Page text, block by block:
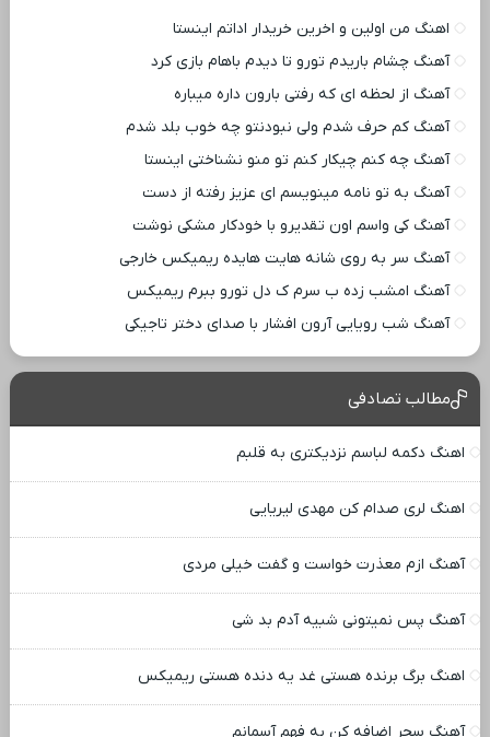
اهنگ من اولین و اخرین خریدار اداتم اینستا
آهنگ چشام باریدم تورو تا دیدم باهام بازی کرد
آهنگ از لحظه ای که رفتی بارون داره میباره
آهنگ کم حرف شدم ولی نبودنتو چه خوب بلد شدم
آهنگ چه کنم چیکار کنم تو منو نشناختی اینستا
آهنگ به تو نامه مینویسم ای عزیز رفته از دست
آهنگ کی واسم اون تقدیرو با خودکار مشکی نوشت
آهنگ سر به روی شانه هایت هایده ریمیکس خارجی
آهنگ امشب زده ب سرم ک دل تورو ببرم ریمیکس
آهنگ شب رویایی آرون افشار با صدای دختر تاجیکی
مطالب تصادفی
اهنگ دکمه لباسم نزدیکتری به قلبم
اهنگ لری صدام کن مهدی لیریایی
آهنگ ازم معذرت خواست و گفت خیلی مردی
آهنگ پس نمیتونی شبیه آدم بد شی
اهنگ برگ برنده هستی غد یه دنده هستی ریمیکس
آهنگ سحر اضافه کن به فهم آسمانم